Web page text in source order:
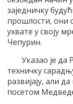
заједничку
прошлости, они
ухвате у своју
Чепурин.
Указао је да
техничку
развијају, али
посетом